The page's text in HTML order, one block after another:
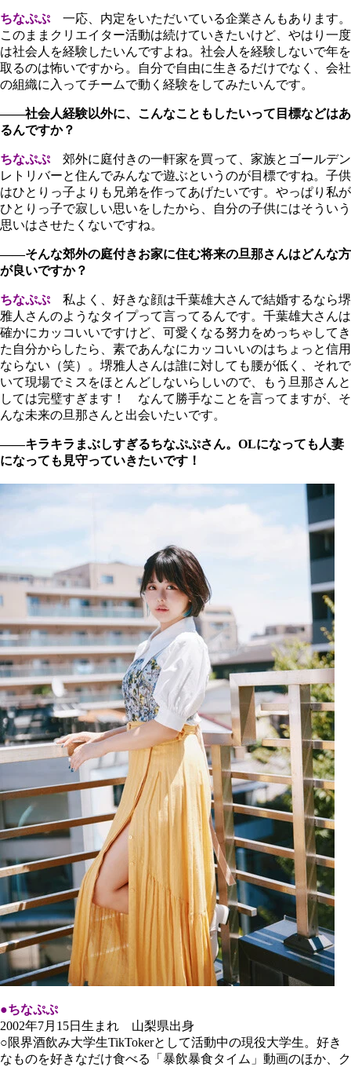
ちなぷぷ一応、内定をいただいている企業さんもあります。
このままクリエイター活動は続けていきたいけど、やはり一度
は社会人を経験したいんですよね。社会人を経験しないで年を
取るのは怖いですから。自分で自由に生きるだけでなく、会社
の組織に入ってチームで動く経験をしてみたいんです。
――社会人経験以外に、こんなこともしたいって目標などはあ
るんですか？
ちなぷぷ郊外に庭付きの一軒家を買って、家族とゴールデン
レトリバーと住んでみんなで遊ぶというのが目標ですね。子供
はひとりっ子よりも兄弟を作ってあげたいです。やっぱり私が
ひとりっ子で寂しい思いをしたから、自分の子供にはそういう
思いはさせたくないですね。
――そんな郊外の庭付きお家に住む将来の旦那さんはどんな方
が良いですか？
ちなぷぷ私よく、好きな顔は千葉雄大さんで結婚するなら堺
雅人さんのようなタイプって言ってるんです。千葉雄大さんは
確かにカッコいいですけど、可愛くなる努力をめっちゃしてき
た自分からしたら、素であんなにカッコいいのはちょっと信用
ならない（笑）。堺雅人さんは誰に対しても腰が低く、それで
いて現場でミスをほとんどしないらしいので、もう旦那さんと
しては完璧すぎます！ なんて勝手なことを言ってますが、そ
んな未来の旦那さんと出会いたいです。
――キラキラまぶしすぎるちなぷぷさん。OLになっても人妻
になっても見守っていきたいです！
●ちなぷぷ
2002年7月15日生まれ 山梨県出身
○限界酒飲み大学生TikTokerとして活動中の現役大学生。好き
なものを好きなだけ食べる「暴飲暴食タイム」動画のほか、ク